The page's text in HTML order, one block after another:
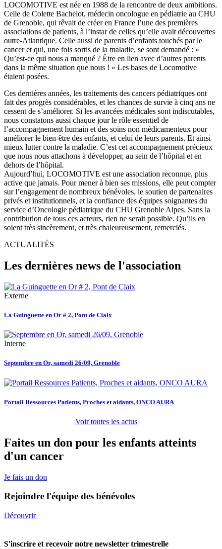
LOCOMOTIVE est née en 1988 de la rencontre de deux ambitions.
Celle de Colette Bachelot, médecin oncologue en pédiatrie au CHU
de Grenoble, qui rêvait de créer en France l’une des premières
associations de patients, à l’instar de celles qu’elle avait découvertes
outre-Atlantique. Celle aussi de parents d’enfants touchés par le
cancer et qui, une fois sortis de la maladie, se sont demandé : «
Qu’est-ce qui nous a manqué ? Être en lien avec d’autres parents
dans la même situation que nous ! » Les bases de Locomotive
étaient posées.
Ces dernières années, les traitements des cancers pédiatriques ont
fait des progrès considérables, et les chances de survie à cinq ans ne
cessent de s’améliorer. Si les avancées médicales sont indiscutables,
nous constatons aussi chaque jour le rôle essentiel de
l’accompagnement humain et des soins non médicamenteux pour
améliorer le bien-être des enfants, et celui de leurs parents. Et ainsi
mieux lutter contre la maladie. C’est cet accompagnement précieux
que nous nous attachons à développer, au sein de l’hôpital et en
dehors de l’hôpital.
Aujourd’hui, LOCOMOTIVE est une association reconnue, plus
active que jamais. Pour mener à bien ses missions, elle peut compter
sur l’engagement de nombreux bénévoles, le soutien de partenaires
privés et institutionnels, et la confiance des équipes soignantes du
service d’Oncologie pédiatrique du CHU Grenoble Alpes. Sans la
contribution de tous ces acteurs, rien ne serait possible. Qu’ils en
soient très sincèrement, et très chaleureusement, remerciés.
ACTUALITÉS
Les dernières news de l'association
Externe
La Guinguette en Or # 2, Pont de Claix
Interne
Septembre en Or, samedi 26/09, Grenoble
Portail Ressources Patients, Proches et aidants, ONCO AURA
Voir toutes les actus
Faites un don pour les enfants atteints
d'un cancer
Je fais un don
Rejoindre l'équipe des bénévoles
Découvrir
S'inscrire et recevoir notre newsletter trimestrelle